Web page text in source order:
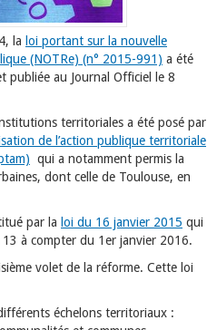
la loi portant sur la nouvelle
(NOTRe) (n° 2015-991) a été
publiée au Journal Officiel le 8
territoriales a été posé par
de l’action publique territoriale
qui a notamment permis la
dont celle de Toulouse, en
par la loi du 16 janvier 2015 qui
à compter du 1er janvier 2016.
volet de la réforme. Cette loi
échelons territoriaux :